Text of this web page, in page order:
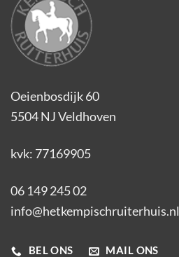
Oeienbosdijk 60
5504 NJ Veldhoven
kvk: 77169905
06 149 245 02
info@hetkempischruiterhuis.nl
BEL ONS MAIL ONS